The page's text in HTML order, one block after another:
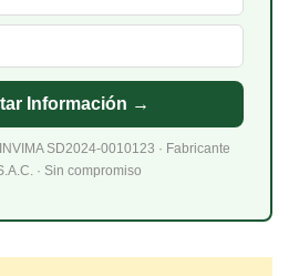
Información →
SD2024-0010123 · Fabricante
· Sin compromiso